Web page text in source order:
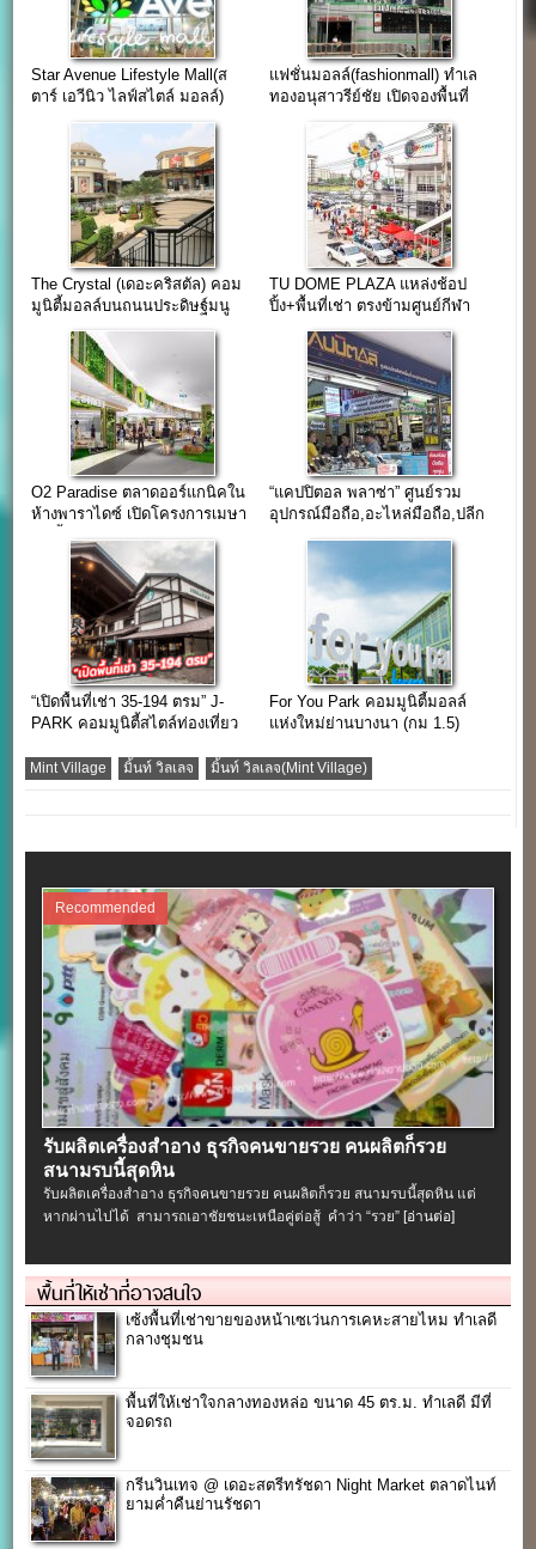
Star Avenue Lifestyle Mall(ส
ตาร์ เอวีนิว ไลฟ์สไตล์ มอลล์)
แฟชั่นมอลล์(fashionmall) ทำเล
ทองอนุสาวรีย์ชัย เปิดจองพื้นที่
The Crystal (เดอะคริสตัล) คอม
มูนิตี้มอลล์บนถนนประดิษฐ์มนู
TU DOME PLAZA แหล่งช้อป
ปิ้ง+พื้นที่เช่า ตรงข้ามศูนย์กีฬา
O2 Paradise ตลาดออร์แกนิคใน
ห้างพาราไดซ์ เปิดโครงการเมษา
“แคปปิตอล พลาซ่า” ศูนย์รวม
อุปกรณ์มือถือ,อะไหล่มือถือ,ปลีก
และส่ง ใจกลางย่านคลองถม
เสือป่า
“เปิดพื้นที่เช่า 35-194 ตรม” J-
PARK คอมมูนิตี้สไตล์ท่องเที่ยว
For You Park คอมมูนิตี้มอลล์
แห่งใหม่ย่านบางนา (กม 1.5)
Mint Village มิ้นท์ วิลเลจ มิ้นท์ วิลเลจ(Mint Village)
Recommended
รับผลิตเครื่องสําอาง ธุรกิจคนขายรวย คนผลิตก็รวย
สนามรบนี้สุดหิน
รับผลิตเครื่องสําอาง ธุรกิจคนขายรวย คนผลิตก็รวย สนามรบนี้สุดหิน แต่
หากผ่านไปได้ สามารถเอาชัยชนะเหนือคู่ต่อสู้ คำว่า “รวย” [อ่านต่อ]
พื้นที่ให้เช่าที่อาจสนใจ
เซ้งพื้นที่เช่าขายของหน้าเซเว่นการเคหะสายไหม ทำเลดี
กลางชุมชน
พื้นที่ให้เช่าใจกลางทองหล่อ ขนาด 45 ตร.ม. ทำเลดี มีที่
จอดรถ
กรีนวินเทจ @ เดอะสตรีทรัชดา Night Market ตลาดไนท์
ยามค่ำคืนย่านรัชดา